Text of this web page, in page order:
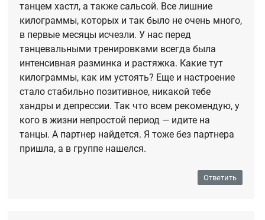
танцем хастл, а также сальсой. Все лишние
килограммы, которых и так было не очень много,
в первые месяцы исчезли. У нас перед
танцевальными тренировками всегда была
интенсивная разминка и растяжка. Какие тут
килограммы, как им устоять? Еще и настроение
стало стабильно позитивное, никакой тебе
хандры и депрессии. Так что всем рекомендую, у
кого в жизни непростой период — идите на
танцы. А партнер найдется. Я тоже без партнера
пришла, а в группе нашелся.
Ответить